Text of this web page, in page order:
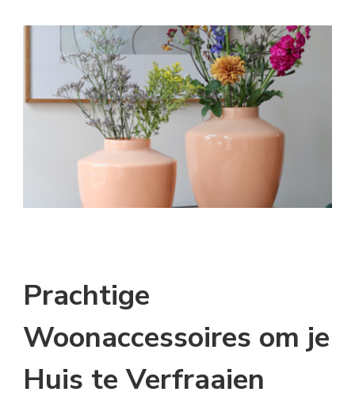
JE
INTERIEUR
VERFRAAIEN
Prachtige
Woonaccessoires om je
Huis te Verfraaien